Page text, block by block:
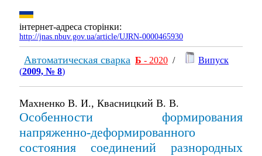
інтернет-адреса сторінки:
http://jnas.nbuv.gov.ua/article/UJRN-0000465930
Автоматическая сварка Б - 2020 /
Випуск
(2009, № 8)
Махненко В. И., Квасницкий В. В.
Особенности формирования
напряженно-деформированного
состояния соединений разнородных